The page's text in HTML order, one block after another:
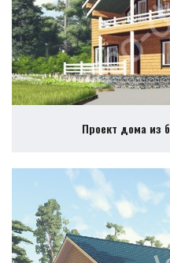
Проект дома из